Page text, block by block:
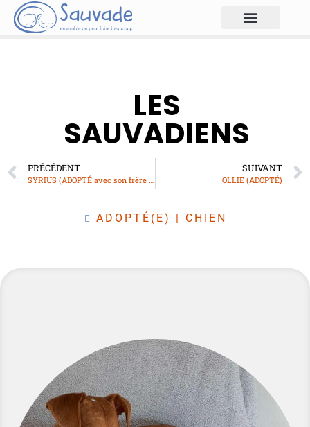
LES
SAUVADIENS
PRÉCÉDENT
SYRIUS (ADOPTÉ avec son frère RON)
SUIVANT
OLLIE (ADOPTÉ)
ADOPTÉ(E) | CHIEN